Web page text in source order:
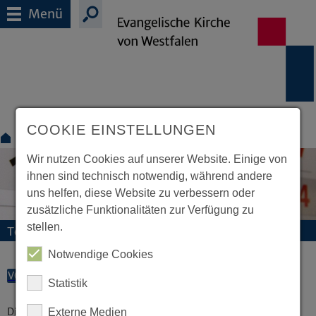
Menü
Termine
Termine und Veranstaltungen
VORLESEN
Diese Veranstaltung existiert nicht.
COOKIE EINSTELLUNGEN
Wir nutzen Cookies auf unserer Website. Einige von
ihnen sind technisch notwendig, während andere
uns helfen, diese Website zu verbessern oder
zusätzliche Funktionalitäten zur Verfügung zu
stellen.
Notwendige Cookies
Statistik
Externe Medien